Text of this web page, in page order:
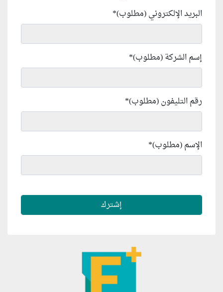
البريد الإلكتروني (مطلوب)*
إسم الشركة (مطلوب)*
رقم التليفون (مطلوب)*
الإسم (مطلوب)*